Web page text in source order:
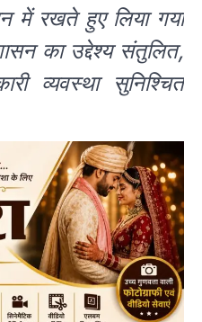
में रखते हुए लिया गया
का उद्देश्य संतुलित,
व्यवस्था सुनिश्चित